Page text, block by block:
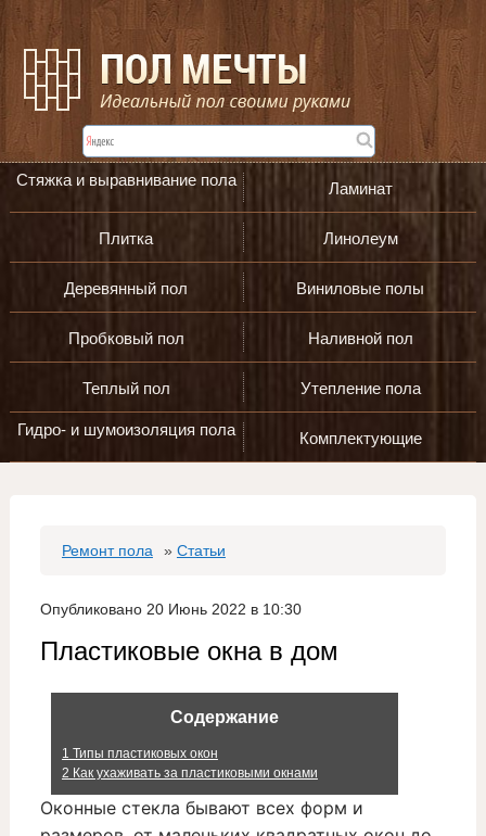
Стяжка и выравнивание пола Ламинат
Плитка Линолеум
Деревянный пол Виниловые полы
Пробковый пол Наливной пол
Теплый пол Утепление пола
Гидро- и шумоизоляция пола Комплектующие
Ремонт пола » Статьи
Опубликовано 20 Июнь 2022 в 10:30
Пластиковые окна в дом
Содержание
1 Типы пластиковых окон
2 Как ухаживать за пластиковыми окнами
Оконные стекла бывают всех форм и